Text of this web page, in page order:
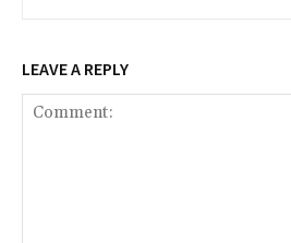
LEAVE A REPLY